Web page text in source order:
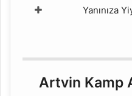
Yanınıza
Artvin Kamp